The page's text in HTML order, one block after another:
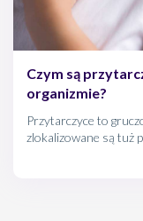
Czym są
organizmie?
Przytarczyce to
zlokalizowane są tuż